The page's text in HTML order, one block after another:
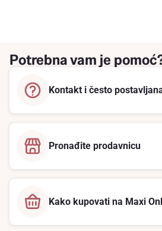
Potrebna vam je
Kontakt i često
Pronađite prodavnicu
Kako kupovati na Maxi